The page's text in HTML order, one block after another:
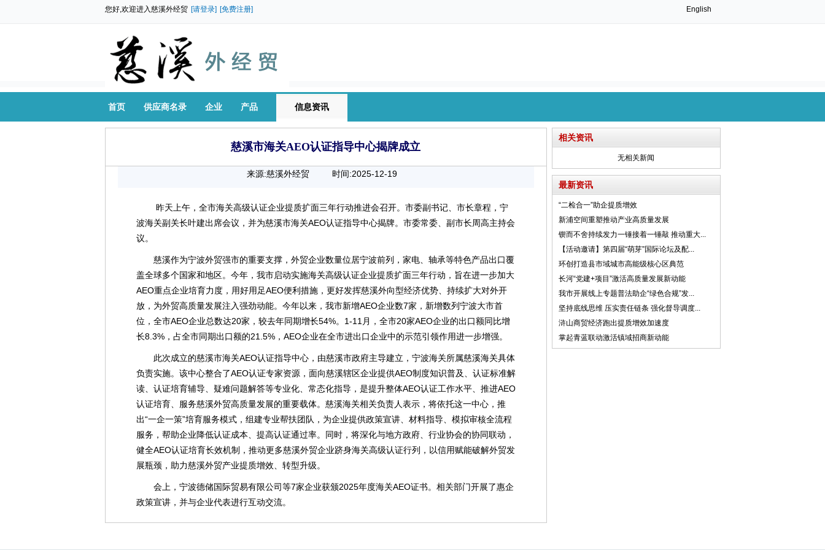
您好,欢迎进入慈溪外经贸 [请登录] [免费注册] English
首页 供应商名录 企业 产品 信息资讯
慈溪市海关AEO认证指导中心揭牌成立
来源:慈溪外经贸
时间:2025-12-19
昨天上午，全市海关高级认证企业提质扩面三年行动推进会召开。市委副书记、市长章程，宁
波海关副关长叶建出席会议，并为慈溪市海关AEO认证指导中心揭牌。市委常委、副市长周高主持会
议。
慈溪作为宁波外贸强市的重要支撑，外贸企业数量位居宁波前列，家电、轴承等特色产品出口覆
盖全球多个国家和地区。今年，我市启动实施海关高级认证企业提质扩面三年行动，旨在进一步加大
AEO重点企业培育力度，用好用足AEO便利措施，更好发挥慈溪外向型经济优势、持续扩大对外开
放，为外贸高质量发展注入强劲动能。今年以来，我市新增AEO企业数7家，新增数列宁波大市首
位，全市AEO企业总数达20家，较去年同期增长54%。1-11月，全市20家AEO企业的出口额同比增
长8.3%，占全市同期出口额的21.5%，AEO企业在全市进出口企业中的示范引领作用进一步增强。
此次成立的慈溪市海关AEO认证指导中心，由慈溪市政府主导建立，宁波海关所属慈溪海关具体
负责实施。该中心整合了AEO认证专家资源，面向慈溪辖区企业提供AEO制度知识普及、认证标准解
读、认证培育辅导、疑难问题解答等专业化、常态化指导，是提升整体AEO认证工作水平、推进AEO
认证培育、服务慈溪外贸高质量发展的重要载体。慈溪海关相关负责人表示，将依托这一中心，推
出“一企一策”培育服务模式，组建专业帮扶团队，为企业提供政策宣讲、材料指导、模拟审核全流程
服务，帮助企业降低认证成本、提高认证通过率。同时，将深化与地方政府、行业协会的协同联动，
健全AEO认证培育长效机制，推动更多慈溪外贸企业跻身海关高级认证行列，以信用赋能破解外贸发
展瓶颈，助力慈溪外贸产业提质增效、转型升级。
会上，宁波德储国际贸易有限公司等7家企业获颁2025年度海关AEO证书。相关部门开展了惠企
政策宣讲，并与企业代表进行互动交流。
相关资讯
无相关新闻
最新资讯
“二检合一”助企提质增效
新浦空间重塑推动产业高质量发展
锲而不舍持续发力一锤接着一锤敲 推动重大...
【活动邀请】第四届“萌芽”国际论坛及配...
环创打造县市域城市高能级核心区典范
长河“党建+项目”激活高质量发展新动能
我市开展线上专题普法助企“绿色合规”发...
坚持底线思维 压实责任链条 强化督导调度...
浒山商贸经济跑出提质增效加速度
掌起青蓝联动激活镇域招商新动能